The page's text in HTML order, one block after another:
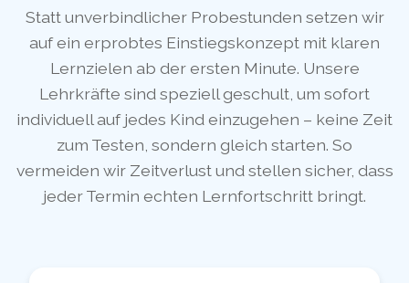
Statt unverbindlicher Probestunden setzen wir
auf ein erprobtes Einstiegskonzept mit klaren
Lernzielen ab der ersten Minute. Unsere
Lehrkräfte sind speziell geschult, um sofort
individuell auf jedes Kind einzugehen – keine Zeit
zum Testen, sondern gleich starten. So
vermeiden wir Zeitverlust und stellen sicher, dass
jeder Termin echten Lernfortschritt bringt.